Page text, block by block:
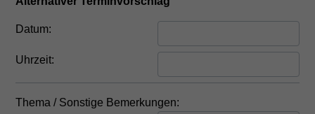
Datum:
Uhrzeit:
Thema / Sonstige Bemerkungen: